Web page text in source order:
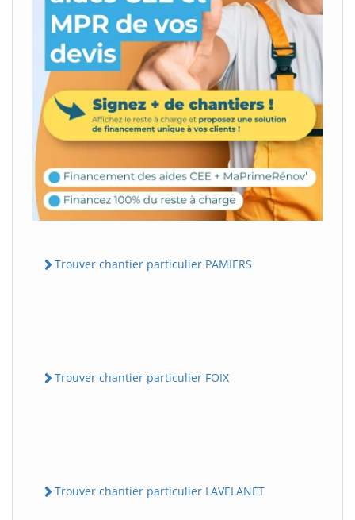
Trouver chantier particulier PAMIERS
Trouver chantier particulier FOIX
Trouver chantier particulier LAVELANET